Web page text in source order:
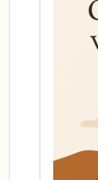
4 – things
you that you
3 – things
2 – things you
1 – thing you
Take a deep